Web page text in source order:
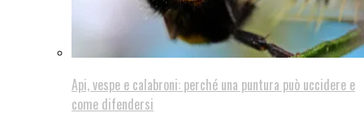
Api, vespe e calabroni: perché una puntura può uccidere e
come difendersi